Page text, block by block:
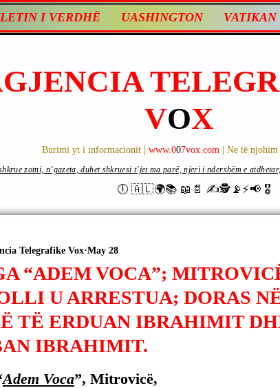
I VERDHË UASHINGTON VATIKAN
VOX
Burimi yt i informacionit | www.007vox.com | Ne të
🕕 🇦🇱🌍📚 📖📄 ✍🕵️📡⚡️📢 🎖
zotni, n’gazeta, duhet shkruesi t’jet ma parë, njeri i ndershëm e
“ADEM VOCA”;
U ARRESTUA; DORAS
TË ERDUAN IBRAHIMIT
IBRAHIMIT.
Telegrafike Vox May 28
Adem Voca”, Mitrovicë,